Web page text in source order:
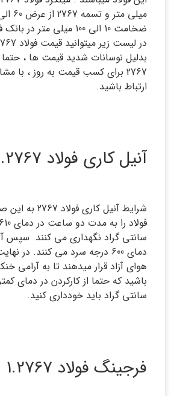
ضخامت 10 الی 100 میلی
بدلیل نوسانات شدید قیمت ها ،
2767 برای کسب قیمت به روز ، با
ارتباط باشید.
آنیل کاری فولاد 1.2767
شرایط آنیل
سانتی گراد نگهداری می کنند. سپس
هوای آزاد قرار میدهند تا به آرامی
سانتی گراد باید خودداری کنید.
فرجینگ فولاد 1.2767